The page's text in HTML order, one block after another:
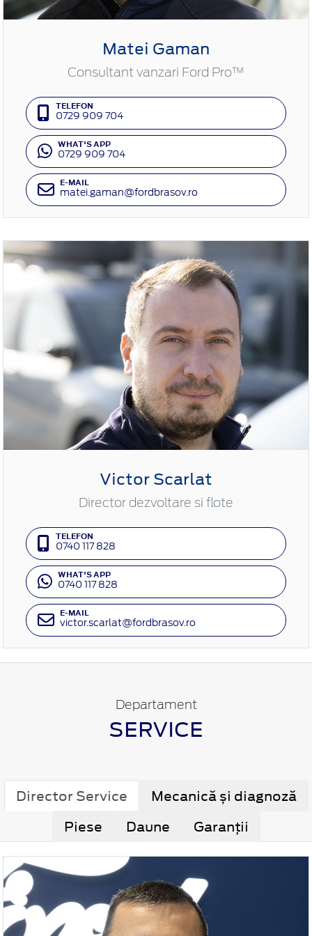
Matei Gaman
Consultant vanzari Ford Pro™
TELEFON
0729 909 704
WHAT'S APP
0729 909 704
E-MAIL
matei.gaman@fordbrasov.ro
Victor Scarlat
Director dezvoltare si flote
TELEFON
0740 117 828
WHAT'S APP
0740 117 828
E-MAIL
victor.scarlat@fordbrasov.ro
Departament
SERVICE
Director Service
Mecanică și diagnoză
Piese
Daune Garanții